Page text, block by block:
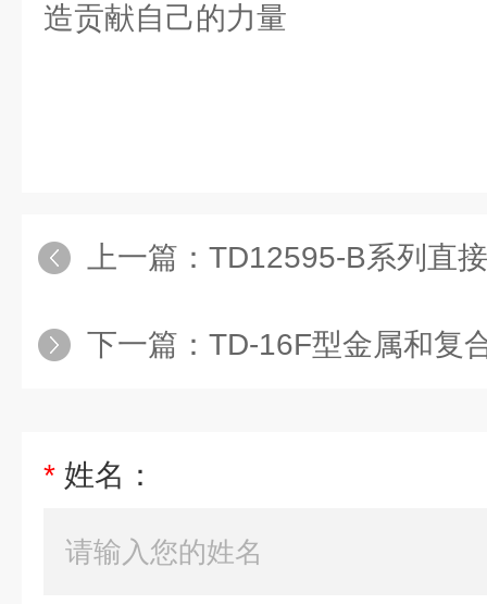
造贡献自己的力量
上一篇： TD12595-B系列直
下一篇： TD-16F型金属和复合导管
* 姓名：